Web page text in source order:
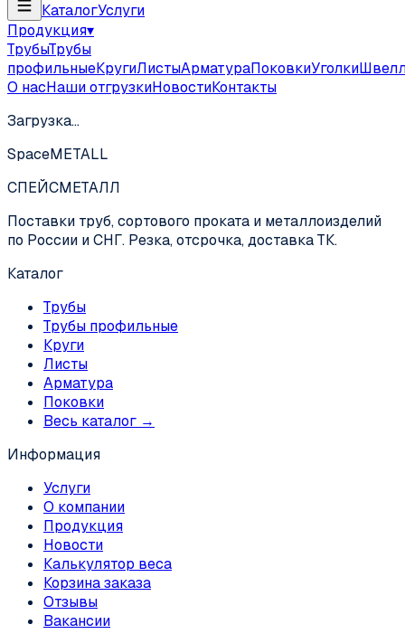
КаталогУслуги
Продукция▾
ТрубыТрубы
профильныеКругиЛистыАрматураПоковкиУголки
О насНаши отгрузкиНовостиКонтакты
Загрузка…
SpaceMETALL
СПЕЙСМЕТАЛЛ
Поставки труб, сортового проката и металлоизделий
по России и СНГ. Резка, отсрочка, доставка ТК.
Каталог
Трубы
Трубы профильные
Круги
Листы
Арматура
Поковки
Весь каталог →
Информация
Услуги
О компании
Продукция
Новости
Калькулятор веса
Корзина заказа
Отзывы
Вакансии